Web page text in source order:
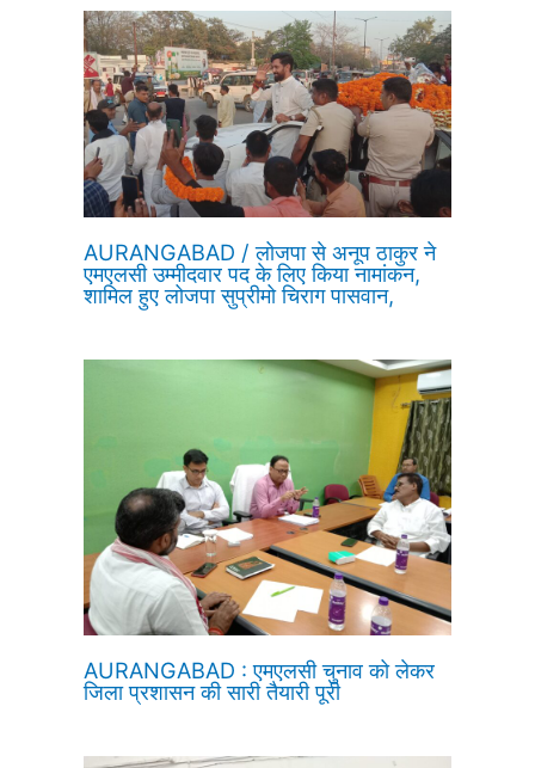
AURANGABAD / लोजपा से अनूप ठाकुर ने
एमएलसी उम्मीदवार पद के लिए किया नामांकन,
शामिल हुए लोजपा सुप्रीमो चिराग पासवान,
AURANGABAD : एमएलसी चुनाव को लेकर
जिला प्रशासन की सारी तैयारी पूरी